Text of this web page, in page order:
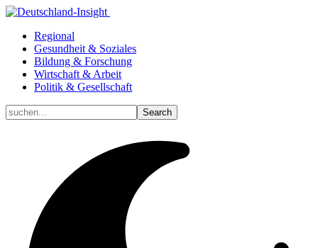
Regional
Gesundheit & Soziales
Bildung & Forschung
Wirtschaft & Arbeit
Politik & Gesellschaft